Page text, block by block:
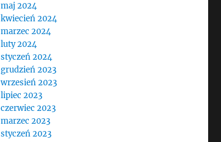
maj 2024
kwiecień 2024
marzec 2024
luty 2024
styczeń 2024
grudzień 2023
wrzesień 2023
lipiec 2023
czerwiec 2023
marzec 2023
styczeń 2023